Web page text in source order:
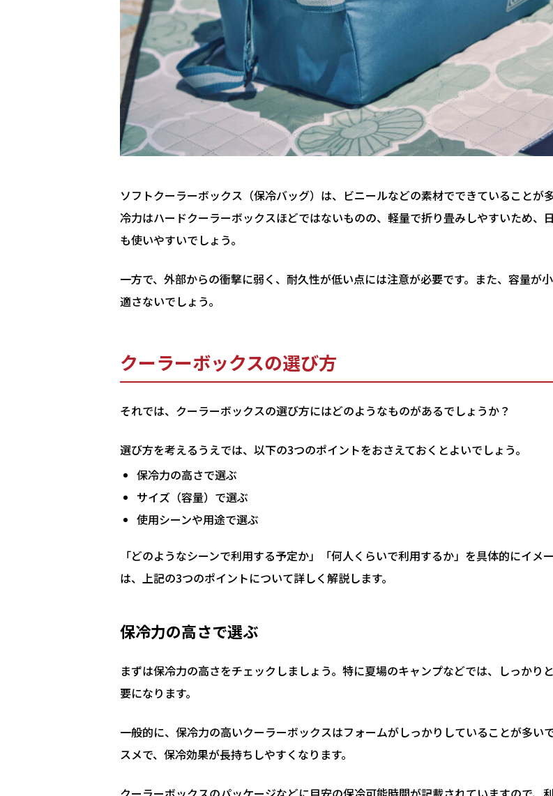
ソフトクーラーボックス（保冷バッグ）は、ビニールなどの素材でできていることが
冷力はハードクーラーボックスほどではないものの、軽量で折り畳みしやすいため、
も使いやすいでしょう。
一方で、外部からの衝撃に弱く、耐久性が低い点には注意が必要です。また、容量が
適さないでしょう。
クーラーボックスの選び方
それでは、クーラーボックスの選び方にはどのようなものがあるでしょうか？
選び方を考えるうえでは、以下の3つのポイントをおさえておくとよいでしょう。
保冷力の高さで選ぶ
サイズ（容量）で選ぶ
使用シーンや用途で選ぶ
「どのようなシーンで利用する予定か」「何人くらいで利用するか」を具体的にイ
は、上記の3つのポイントについて詳しく解説します。
保冷力の高さで選ぶ
まずは保冷力の高さをチェックしましょう。特に夏場のキャンプなどでは、しっか
要になります。
一般的に、保冷力の高いクーラーボックスはフォームがしっかりしていることが多い
スメで、保冷効果が長持ちしやすくなります。